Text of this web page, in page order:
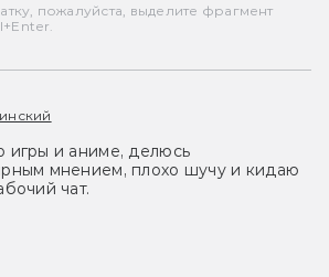
пожалуйста, выделите фрагмент
игры и аниме, делюсь
мнением, плохо шучу и кидаю
чат.